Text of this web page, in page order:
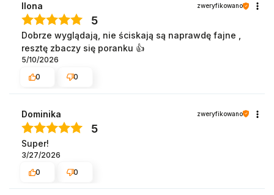
Ilona zweryfikowano
5
Dobrze wyglądają, nie ściskają są naprawdę fajne ,
resztę zbaczy się poranku 👍️
5/10/2026
0
0
Dominika zweryfikowano
5
Super!
3/27/2026
0
0